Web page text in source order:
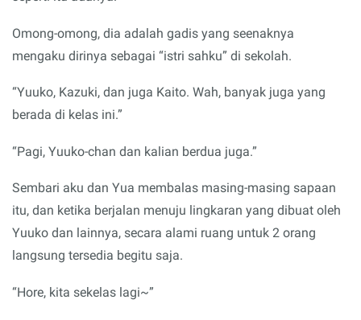
Omong-omong, dia adalah gadis yang seenaknya
mengaku dirinya sebagai “istri sahku” di sekolah.
“Yuuko, Kazuki, dan juga Kaito. Wah, banyak juga yang
berada di kelas ini.”
“Pagi, Yuuko-chan dan kalian berdua juga.”
Sembari aku dan Yua membalas masing-masing sapaan
itu, dan ketika berjalan menuju lingkaran yang dibuat oleh
Yuuko dan lainnya, secara alami ruang untuk 2 orang
langsung tersedia begitu saja.
“Hore, kita sekelas lagi~”